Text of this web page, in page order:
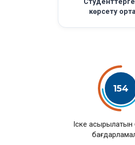
көрсету
154
Іске асырылатын